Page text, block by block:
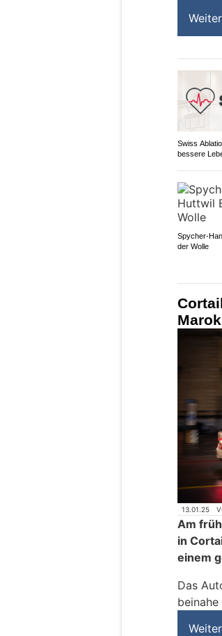
Swiss
bessere
Spycher-
der Wolle
13.01.25
Am
in
einem
Das